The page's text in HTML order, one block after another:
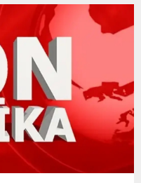
ilgili kurumlarca...